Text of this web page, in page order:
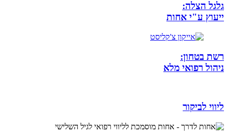
גלגל הצלה:
ייעוץ ע"י אחות
רשת בטחון:
ניהול רפואי מלא
ליווי לביקור